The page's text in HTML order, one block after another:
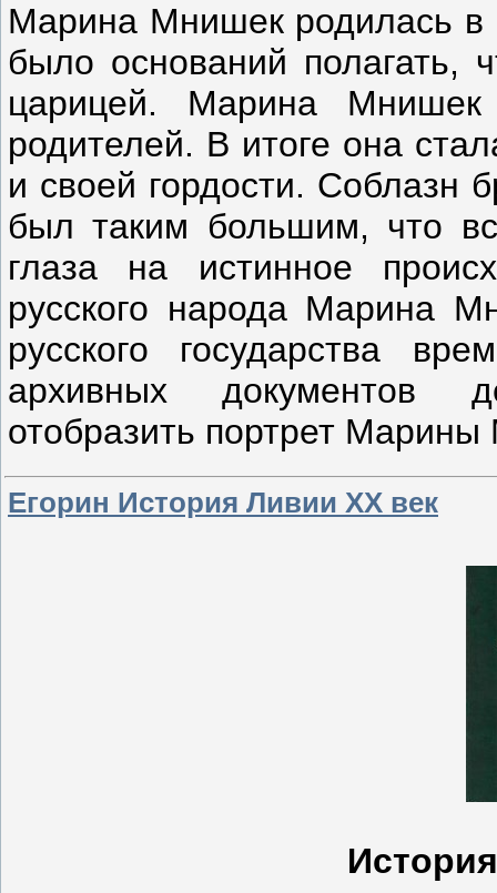
Марина Мнишек родилась в
было оснований полагать,
царицей. Марина
родителей. В итоге она
и своей гордости. Соблазн
был таким большим, что
глаза на истинное
русского народа Марина
русского государства
архивных документов
отобразить портрет
Егорин История Ливии ХХ век